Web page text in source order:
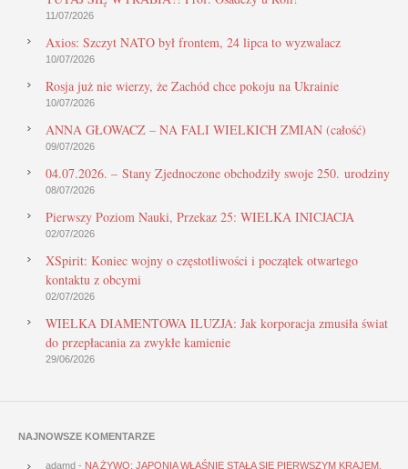
11/07/2026
Axios: Szczyt NATO był frontem, 24 lipca to wyzwalacz
10/07/2026
Rosja już nie wierzy, że Zachód chce pokoju na Ukrainie
10/07/2026
ANNA GŁOWACZ – NA FALI WIELKICH ZMIAN (całość)
09/07/2026
04.07.2026. – Stany Zjednoczone obchodziły swoje 250. urodziny
08/07/2026
Pierwszy Poziom Nauki, Przekaz 25: WIELKA INICJACJA
02/07/2026
XSpirit: Koniec wojny o częstotliwości i początek otwartego
kontaktu z obcymi
02/07/2026
WIELKA DIAMENTOWA ILUZJA: Jak korporacja zmusiła świat
do przepłacania za zwykłe kamienie
29/06/2026
NAJNOWSZE KOMENTARZE
adamd - NA ŻYWO: JAPONIA WŁAŚNIE STAŁA SIĘ PIERWSZYM KRAJEM,